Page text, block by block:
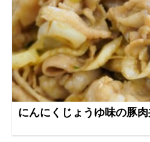
にんにくじょうゆ味の豚